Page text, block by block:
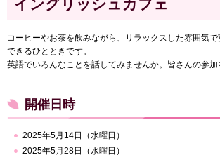
イングリッシュカフェ
コーヒーやお茶を飲みながら、リラックスした雰囲気
できるひとときです。
英語でいろんなことを話してみませんか。皆さんの参加
開催日時
2025年5月14日（水曜日）
2025年5月28日（水曜日）